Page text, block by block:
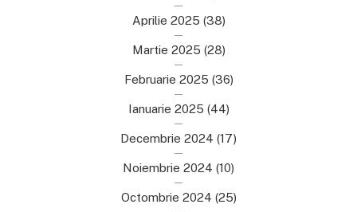
Aprilie 2025 (38)
Martie 2025 (28)
Februarie 2025 (36)
Ianuarie 2025 (44)
Decembrie 2024 (17)
Noiembrie 2024 (10)
Octombrie 2024 (25)